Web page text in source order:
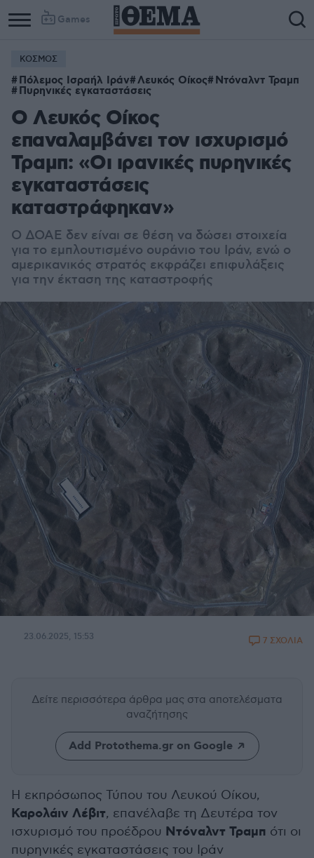
Games
ΚΟΣΜΟΣ
Πόλεμος Ισραήλ Ιράν Λευκός Οίκος Ντόναλντ Τραμπ
Πυρηνικές εγκαταστάσεις
Ο Λευκός Οίκος
επαναλαμβάνει τον ισχυρισμό
Τραμπ: «Οι ιρανικές πυρηνικές
εγκαταστάσεις
καταστράφηκαν»
Ο ΔΟΑΕ δεν είναι σε θέση να δώσει στοιχεία
για το εμπλουτισμένο ουράνιο του Ιράν, ενώ ο
αμερικανικός στρατός εκφράζει επιφυλάξεις
για την έκταση της καταστροφής
23.06.2025, 15:53 7 ΣΧΟΛΙΑ
Δείτε περισσότερα άρθρα μας στα αποτελέσματα
αναζήτησης
Add Protothema.gr on Google
Η εκπρόσωπος Τύπου του Λευκού Οίκου,
Καρολάιν Λέβιτ, επανέλαβε τη Δευτέρα τον
ισχυρισμό του προέδρου Ντόναλντ Τραμπ ότι οι
πυρηνικές εγκαταστάσεις του Ιράν